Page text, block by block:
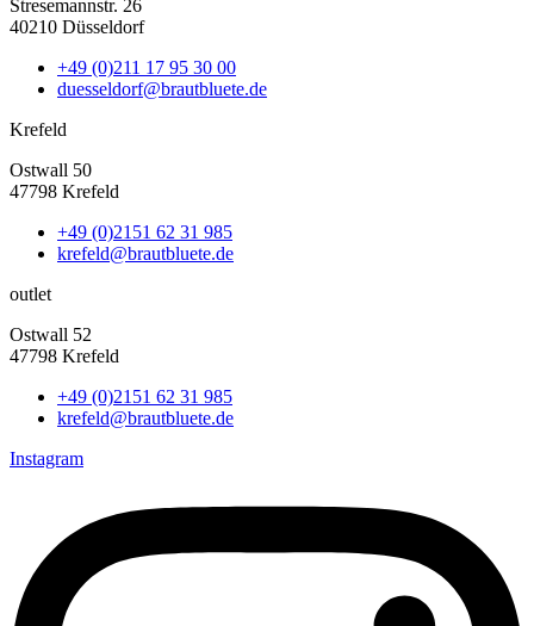
Stresemannstr. 26
40210 Düsseldorf
+49 (0)211 17 95 30 00
duesseldorf@brautbluete.de
Krefeld
Ostwall 50
47798 Krefeld
+49 (0)2151 62 31 985
krefeld@brautbluete.de
outlet
Ostwall 52
47798 Krefeld
+49 (0)2151 62 31 985
krefeld@brautbluete.de
Instagram